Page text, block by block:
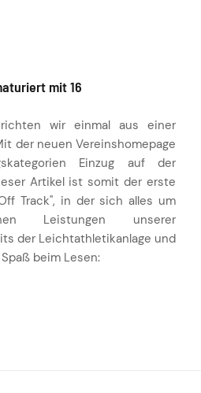
mit 16
wir einmal aus einer
der neuen Vereinshomepage
Einzug auf der
Artikel ist somit der erste
Track", in der sich alles um
Leistungen unserer
der Leichtathletikanlage und
beim Lesen: